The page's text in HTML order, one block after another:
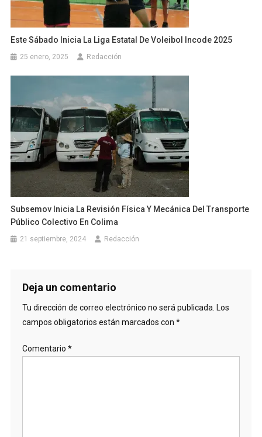
Este Sábado Inicia La Liga Estatal De Voleibol Incode 2025
25 enero, 2025 Redacción
Subsemov Inicia La Revisión Física Y Mecánica Del Transporte
Público Colectivo En Colima
21 septiembre, 2024 Redacción
Deja un comentario
Tu dirección de correo electrónico no será publicada. Los
campos obligatorios están marcados con *
Comentario *